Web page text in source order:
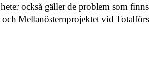
också gäller de problem som
Mellanösternprojektet vid